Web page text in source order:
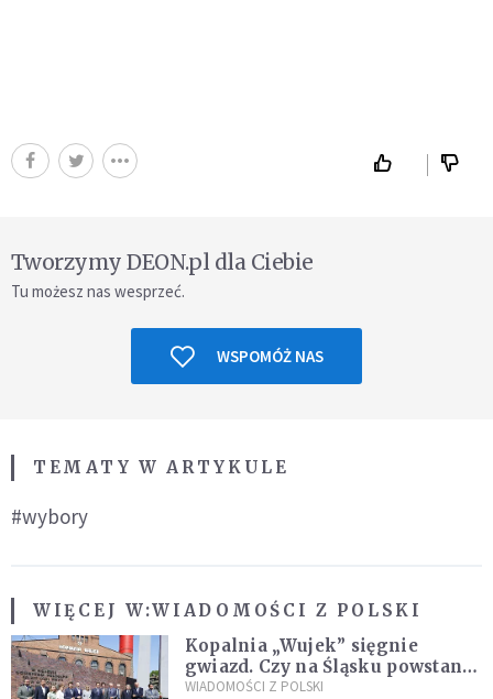
Tworzymy DEON.pl dla Ciebie
Tu możesz nas wesprzeć.
WSPOMÓŻ NAS
TEMATY W ARTYKULE
#wybory
WIĘCEJ W:WIADOMOŚCI Z POLSKI
Kopalnia „Wujek” sięgnie
gwiazd. Czy na Śląsku powstanie
„Dolina Krzemowa”?
WIADOMOŚCI Z POLSKI